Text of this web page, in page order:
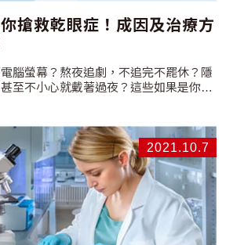
較生育年齡超過40歲以上的高，而端粒
正相關。因此越年輕的生育年齡，間質
搶救乾眼症！成因及治療方
電腦螢幕？熬夜追劇，不追完不罷休？隱
至不小心就戴著過夜？這些如果是你的
更多關於乾眼症症狀、成因以及大家最想
看完本篇馬上就懂！ 醫師揭乾眼族群兩
都是此種… 當淚液分泌的量不足或是淚
無法維持眼球表面足夠的溼潤，就會造
眼科李怡萱醫師指出，乾眼症主要可以
分成以下兩種類型。 …
2021.10.7